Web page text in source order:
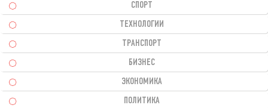
СПОРТ
ТЕХНОЛОГИИ
ТРАНСПОРТ
БИЗНЕС
ЭКОНОМИКА
ПОЛИТИКА